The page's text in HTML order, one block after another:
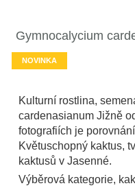
Gymnocalycium
NOVINKA
Kulturní rostlina,
cardenasianum Jižně
fotografiích je
Květuschopný kaktus,
kaktusů v Jasenné.
Výběrová kategorie,